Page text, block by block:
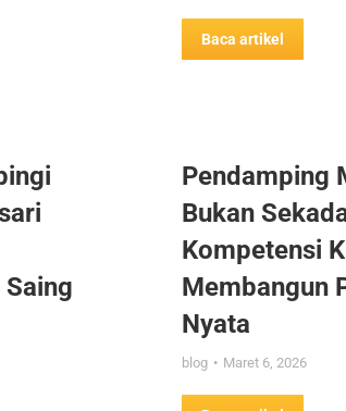
Baca artikel
Pendamping
Bukan
Kompetensi
Membangun
Nyata
blog Maret 6, 2026